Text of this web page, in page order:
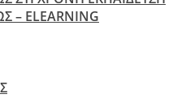
– ELEARNING